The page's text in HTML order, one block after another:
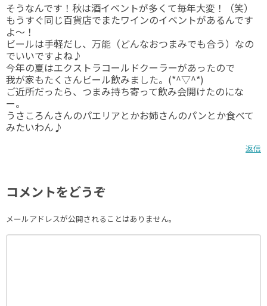
そうなんです！秋は酒イベントが多くて毎年大変！（笑）
もうすぐ同じ百貨店でまたワインのイベントがあるんです
よ～！
ビールは手軽だし、万能（どんなおつまみでも合う）なの
でいいですよね♪
今年の夏はエクストラコールドクーラーがあったので
我が家もたくさんビール飲みました。(*^▽^*)
ご近所だったら、つまみ持ち寄って飲み会開けたのにな
ー。
うさころんさんのパエリアとかお姉さんのパンとか食べて
みたいわん♪
返信
コメントをどうぞ
メールアドレスが公開されることはありません。